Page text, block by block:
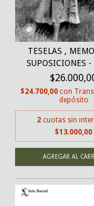
TESELAS ,
SUPOSICIONES
$24.700,00 con
depósito
2 cuotas sin
$13.000,00